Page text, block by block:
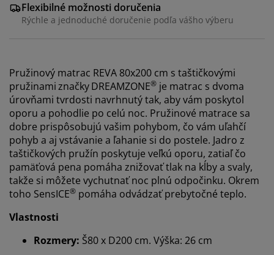
Flexibilné možnosti doručenia
Rýchle a jednoduché doručenie podľa vášho výberu
Pružinový matrac REVA 80x200 cm s taštičkovými
pružinamiznačkyDREAMZONE® je matrac s dvoma
úrovňami tvrdosti navrhnutý tak, aby vám poskytol
oporu a pohodlie po celú noc. Pružinové matrace sa
dobre prispôsobujú vašim pohybom, čo vám uľahčí
pohyb a aj vstávanie a ľahanie si do postele. Jadro z
taštičkových pružín poskytuje veľkú oporu, zatiaľ čo
pamäťová pena pomáha znižovať tlak na kĺby a svaly,
takže si môžete vychutnať noc plnú odpočinku. Okrem
toho SensICE® pomáha odvádzať prebytočné teplo.
Vlastnosti
Rozmery: Š80 x D200 cm. Výška: 26 cm